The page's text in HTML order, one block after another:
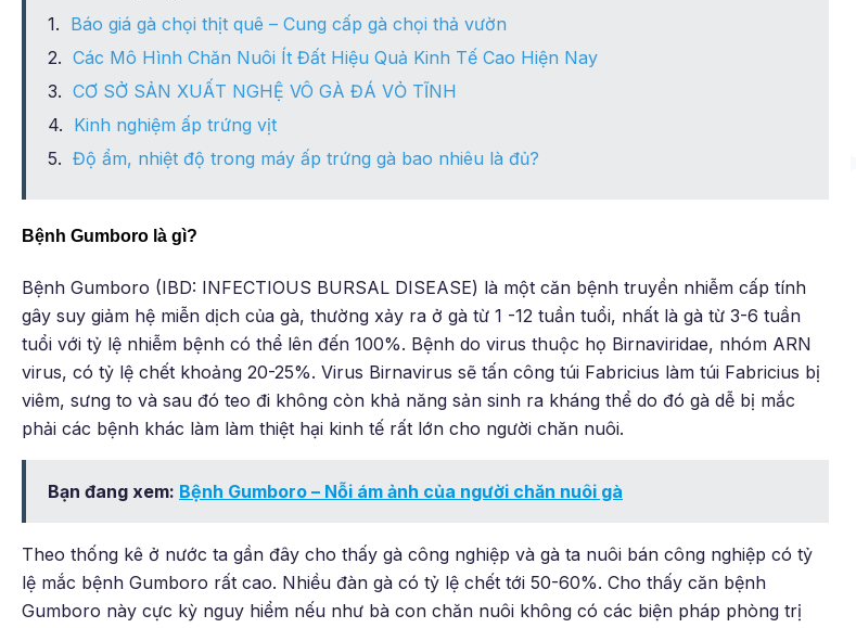
Báo giá gà chọi thịt quê – Cung cấp gà chọi thả vườn
Các Mô Hình Chăn Nuôi Ít Đất Hiệu Quả Kinh Tế Cao Hiện Nay
CƠ SỞ SẢN XUẤT NGHỆ VÔ GÀ ĐÁ VỎ TĨNH
Kinh nghiệm ấp trứng vịt
Độ ẩm, nhiệt độ trong máy ấp trứng gà bao nhiêu là đủ?
Bệnh Gumboro là gì?
Bệnh Gumboro (IBD: INFECTIOUS BURSAL DISEASE) là một căn bệnh truyền nhiễm cấp tính
gây suy giảm hệ miễn dịch của gà, thường xảy ra ở gà từ 1 -12 tuần tuổi, nhất là gà từ 3-6 tuần
tuổi với tỷ lệ nhiễm bệnh có thể lên đến 100%. Bệnh do virus thuộc họ Birnaviridae, nhóm ARN
virus, có tỷ lệ chết khoảng 20-25%. Virus Birnavirus sẽ tấn công túi Fabricius làm túi Fabricius bị
viêm, sưng to và sau đó teo đi không còn khả năng sản sinh ra kháng thể do đó gà dễ bị mắc
phải các bệnh khác làm làm thiệt hại kinh tế rất lớn cho người chăn nuôi.
Bạn đang xem: Bệnh Gumboro – Nỗi ám ảnh của người chăn nuôi gà
Theo thống kê ở nước ta gần đây cho thấy gà công nghiệp và gà ta nuôi bán công nghiệp có tỷ
lệ mắc bệnh Gumboro rất cao. Nhiều đàn gà có tỷ lệ chết tới 50-60%. Cho thấy căn bệnh
Gumboro này cực kỳ nguy hiểm nếu như bà con chăn nuôi không có các biện pháp phòng trị